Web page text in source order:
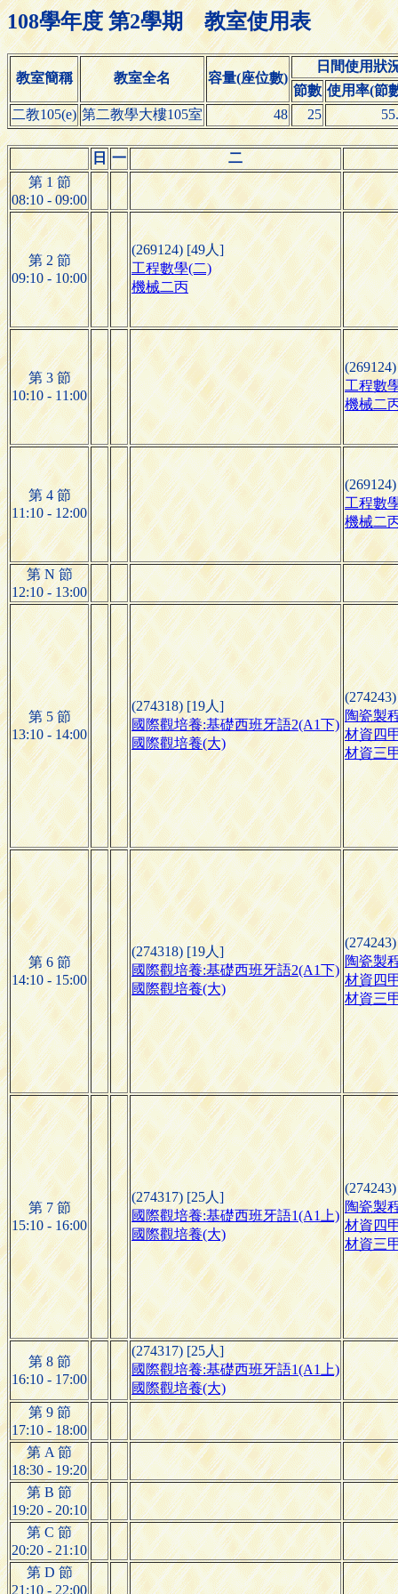
108學年度 第2學期 教室使用表
教室簡稱 教室全名 容量(座位數)
日間使用狀
節數 使用率(節
二教105(e) 第二教學大樓105室 48 25
日 一
二
第 1 節
08:10 - 09:00
第 2 節
09:10 - 10:00
(269124) [49人]
工程數學(二)
機械二丙
第 3 節
10:10 - 11:00
工程數
機械二
第 4 節
11:10 - 12:00
工程數
機械二
第 N 節
12:10 - 13:00
第 5 節
13:10 - 14:00
(274318) [19人]
國際觀培養:基礎西班牙語2(A1下)
國際觀培養(大)
陶瓷製
材資四
材資三
第 6 節
14:10 - 15:00
(274318) [19人]
國際觀培養:基礎西班牙語2(A1下)
國際觀培養(大)
陶瓷製
材資四
材資三
第 7 節
15:10 - 16:00
(274317) [25人]
國際觀培養:基礎西班牙語1(A1上)
國際觀培養(大)
陶瓷製
材資四
材資三
第 8 節
16:10 - 17:00
(274317) [25人]
國際觀培養:基礎西班牙語1(A1上)
國際觀培養(大)
第 9 節
17:10 - 18:00
第 A 節
18:30 - 19:20
第 B 節
19:20 - 20:10
第 C 節
20:20 - 21:10
第 D 節
21:10 - 22:00